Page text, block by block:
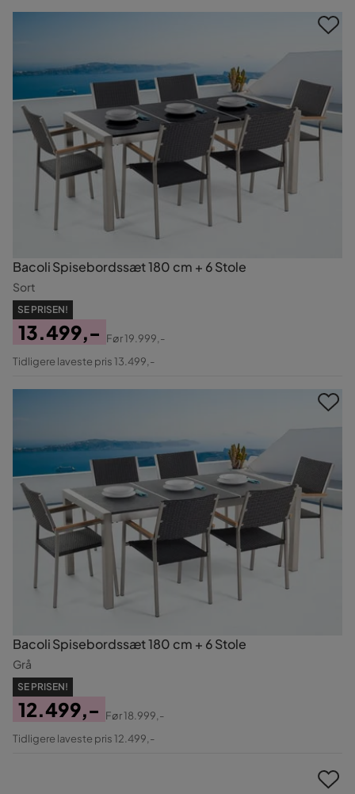
Bacoli Spisebordssæt 180 cm + 6 Stole
Sort
SE PRISEN!
Pris
13.499,-
Original
Før19.999,-
Tidligere laveste pris 13.499,-
Bacoli Spisebordssæt 180 cm + 6 Stole
Grå
SE PRISEN!
Pris
12.499,-
Original
Før18.999,-
Tidligere laveste pris 12.499,-